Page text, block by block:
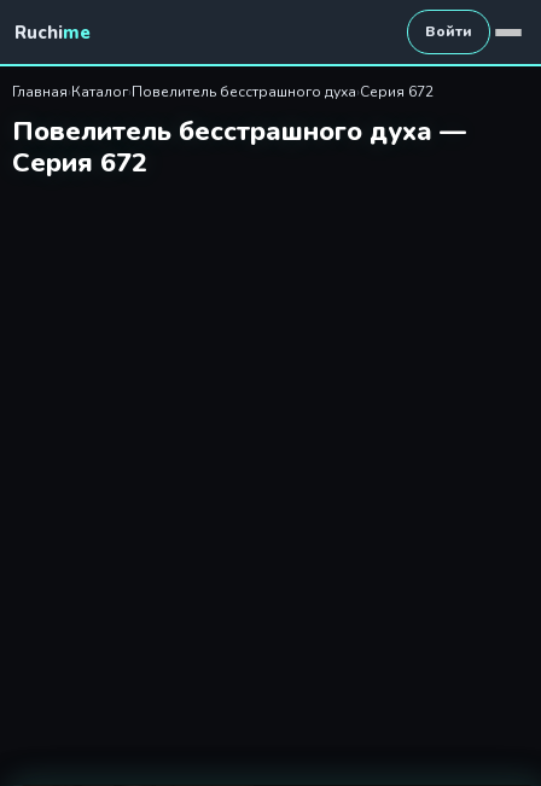
Повелитель бесстрашного
Ruchime Войти
Главная›Каталог›Повелитель бесстрашного духа›Серия 672
Повелитель бесстрашного духа —
Серия 672